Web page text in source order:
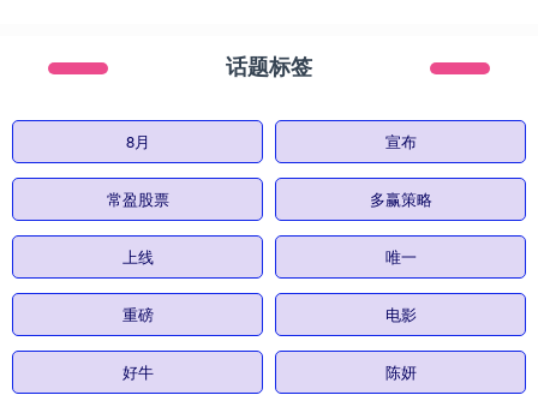
话题标签
8月 宣布
常盈股票 多赢策略
上线 唯一
重磅 电影
好牛 陈妍